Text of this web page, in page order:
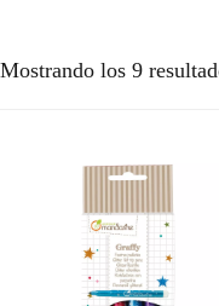
Mostrando los 9